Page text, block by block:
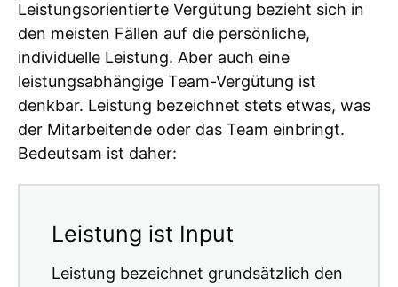
Leistungsorientierte Vergütung bezieht sich in
den meisten Fällen auf die persönliche,
individuelle Leistung. Aber auch eine
leistungsabhängige Team-Vergütung ist
denkbar. Leistung bezeichnet stets etwas, was
der Mitarbeitende oder das Team einbringt.
Bedeutsam ist daher:
Leistung ist Input
Leistung bezeichnet grundsätzlich den